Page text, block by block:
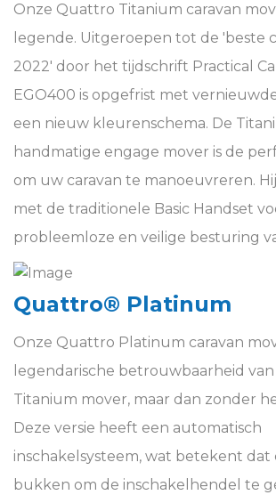
Onze Quattro Titanium caravan
legende. Uitgeroepen tot de ' beste
2022' door het tijdschrift Practical
EGO400 is opgefrist met
een nieuw kleurenschema. De
handmatige engage mover is de
om uw caravan te manoeuvreren.
met de traditionele Basic Handset
probleemloze en veilige besturing
Quattro® Platinum
Onze Quattro Platinum caravan
legendarische betrouwbaarheid
Titanium mover, maar dan zonder
Deze versie heeft een automatisch
inschakelsysteem, wat betekent dat
bukken om de inschakelhendel te